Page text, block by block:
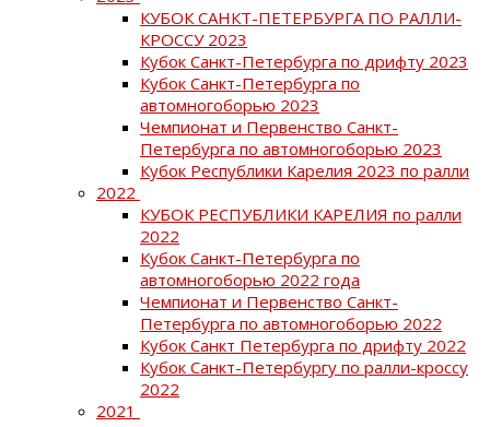
КУБОК САНКТ-ПЕТЕРБУРГА ПО РАЛЛИ-
КРОССУ 2023
Кубок Санкт-Петербурга по дрифту 2023
Кубок Санкт-Петербурга по
автомногоборью 2023
Чемпионат и Первенство Санкт-
Петербурга по автомногоборью 2023
Кубок Республики Карелия 2023 по ралли
2022
КУБОК РЕСПУБЛИКИ КАРЕЛИЯ по ралли
2022
Кубок Санкт-Петербурга по
автомногоборью 2022 года
Чемпионат и Первенство Санкт-
Петербурга по автомногоборью 2022
Кубок Санкт Петербурга по дрифту 2022
Кубок Санкт-Петербургу по ралли-кроссу
2022
2021